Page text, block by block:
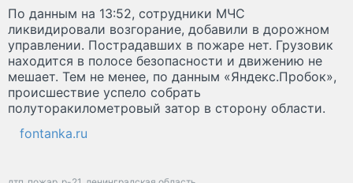
По данным на 13:52, сотрудники МЧС
ликвидировали возгорание, добавили в дорожном
управлении. Пострадавших в пожаре нет. Грузовик
находится в полосе безопасности и движению не
мешает. Тем не менее, по данным «Яндекс.Пробок»,
происшествие успело собрать
полуторакилометровый затор в сторону области.
fontanka.ru